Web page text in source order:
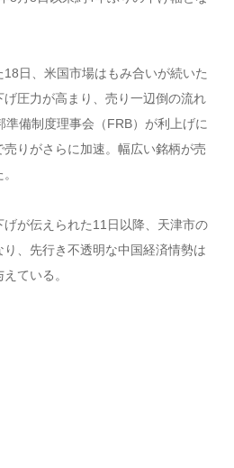
日、米国市場はもみ合いが続いた
圧力が高まり、売り一辺倒の流れ
準備制度理事会（FRB）が利上げに
りがさらに加速。幅広い銘柄が売
が伝えられた11日以降、天津市の
、先行き不透明な中国経済情勢は
ている。